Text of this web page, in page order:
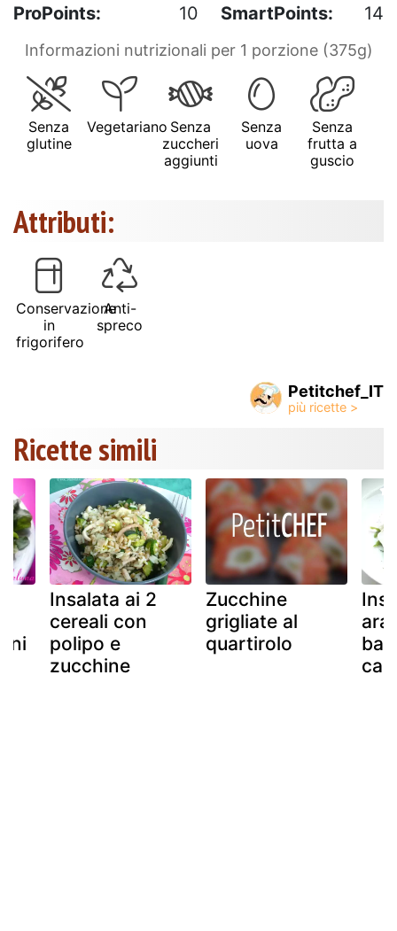
ProPoints:
10 SmartPoints: 14
Informazioni nutrizionali per 1 porzione (375g)
Senza
glutine
Vegetariano Senza
zuccheri
aggiunti
Senza
uova
Senza
frutta a
guscio
Attributi:
Conservazione
in
frigorifero
Anti-
spreco
Petitchef_IT
Ricette simili
Insalata ai 2
cereali con
polipo e
zucchine
Zucchine
grigliate al
quartirolo